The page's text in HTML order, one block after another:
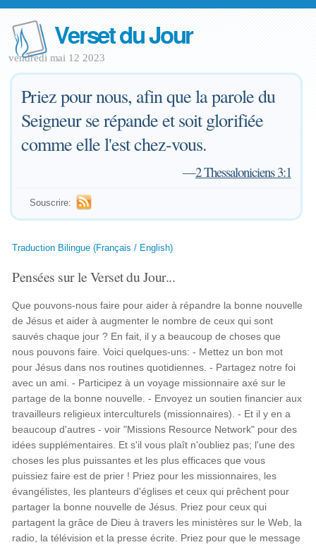
Verset du Jour
vendredi mai 12 2023
Priez pour nous, afin que la parole du
Seigneur se répande et soit glorifiée
comme elle l'est chez-vous.
—2 Thessaloniciens 3:1
Souscrire:
Traduction Bilingue (Français / English)
Pensées sur le Verset du Jour...
Que pouvons-nous faire pour aider à répandre la bonne nouvelle
de Jésus et aider à augmenter le nombre de ceux qui sont
sauvés chaque jour ? En fait, il y a beaucoup de choses que
nous pouvons faire. Voici quelques-uns: - Mettez un bon mot
pour Jésus dans nos routines quotidiennes. - Partagez notre foi
avec un ami. - Participez à un voyage missionnaire axé sur le
partage de la bonne nouvelle. - Envoyez un soutien financier aux
travailleurs religieux interculturels (missionnaires). - Et il y en a
beaucoup d'autres - voir "Missions Resource Network" pour des
idées supplémentaires. Et s'il vous plaît n'oubliez pas; l'une des
choses les plus puissantes et les plus efficaces que vous
puissiez faire est de prier ! Priez pour les missionnaires, les
évangélistes, les planteurs d'églises et ceux qui prêchent pour
partager la bonne nouvelle de Jésus. Priez pour ceux qui
partagent la grâce de Dieu à travers les ministères sur le Web, la
radio, la télévision et la presse écrite. Priez pour que le message